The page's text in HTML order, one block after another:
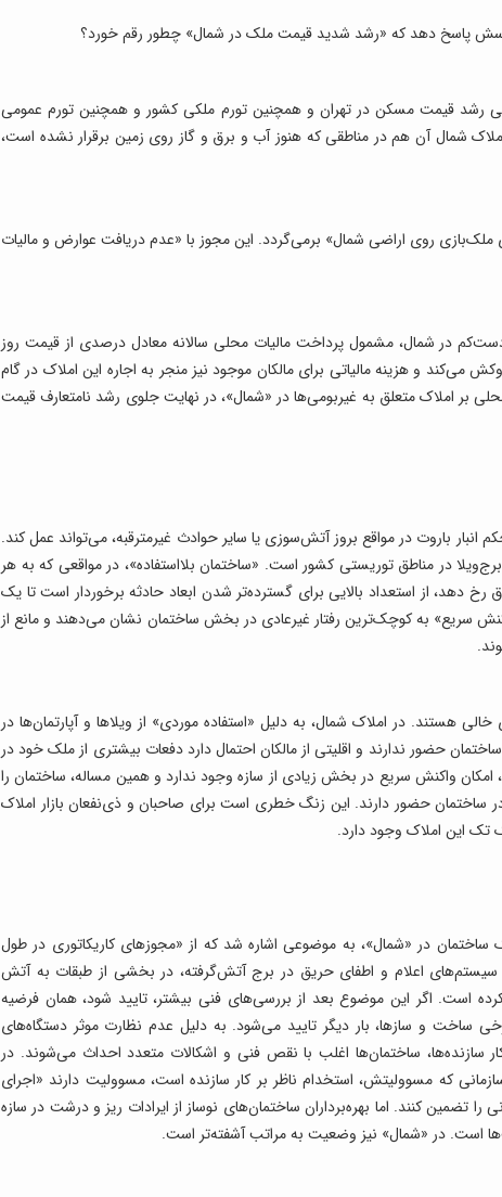
پاسخ دهد که «رشد شدید قیمت ملک در شمال» چطور رقم خورد؟
رشد قیمت مسکن در تهران و همچنین تورم ملکی کشور و همچنین تورم عمومی
شمال آن هم در مناطقی که هنوز آب و برق و گاز روی زمین برقرار نشده است،
روی اراضی شمال» برمی‌‌گردد. این مجوز با «عدم دریافت عوارض و مالیات
در شمال، مشمول پرداخت مالیات محلی سالانه معادل درصدی از قیمت روز
می‌کند و هزینه مالیاتی برای مالکان موجود نیز منجر به اجاره این املاک در گام
بر املاک متعلق به غیربومی‌‌ها در «شمال»، در نهایت جلوی رشد نامتعارف قیمت
انبار باروت در مواقع بروز آتش‌‌سوزی یا سایر حوادث غیرمترقبه، می‌تواند عمل کند.
برج‌‌ویلا در مناطق توریستی کشور است. «ساختمان بلااستفاده»، در مواقعی که به هر
دهد، از استعداد بالایی برای گسترده‌‌تر شدن ابعاد حادثه برخوردار است تا یک
سریع» به کوچک‌ترین رفتار غیرعادی در بخش ساختمان نشان می‌دهند و مانع از
هستند. در املاک شمال، به دلیل «استفاده موردی» از ویلاها و آپارتمان‌‌ها در
ساختمان حضور ندارند و اقلیتی از مالکان احتمال دارد دفعات بیشتری از ملک خود در
امکان واکنش سریع در بخش زیادی از سازه وجود ندارد و همین مساله، ساختمان را
حضور دارند. این زنگ خطری است برای صاحبان و ذی‌‌نفعان بازار املاک
تک این املاک وجود دارد.
در «شمال»، به موضوعی اشاره شد که از «مجوزهای کاریکاتوری در طول
اعلام و اطفای حریق در برج آتش‌‌گرفته، در بخشی از طبقات به آتش
است. اگر این موضوع بعد از بررسی‌‌های فنی بیشتر، تایید شود، همان فرضیه
ساخت و سازها، بار دیگر تایید می‌شود. به دلیل عدم نظارت موثر دستگاه‌های
ساختمان‌ها اغلب با نقص فنی و اشکالات متعدد احداث می‌شوند. در
که مسوولیتش، استخدام ناظر بر کار سازنده است، مسوولیت دارند «اجرای
تضمین کنند. اما بهره‌‌برداران ساختمان‌های نوساز از ایرادات ریز و درشت در سازه
است. در «شمال» نیز وضعیت به مراتب آشفته‌‌تر است.